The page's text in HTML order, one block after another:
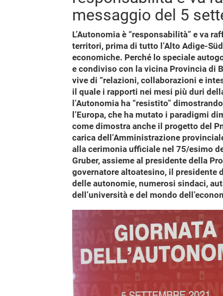
messaggio del 5
L’Autonomia è “responsabilità” e va
territori, prima di tutto l’Alto Adige-
economiche. Perché lo speciale
e condiviso con la vicina Provincia di
vive di “relazioni, collaborazioni e
il quale i rapporti nei mesi più duri
l’Autonomia ha “resistito”
l’Europa, che ha mutato i paradigmi
come dimostra anche il progetto del
carica dell’Amministrazione
alla cerimonia ufficiale nel 75/esimo
Gruber, assieme al presidente della
governatore altoatesino, il
delle autonomie, numerosi sindaci,
dell’università e del mondo